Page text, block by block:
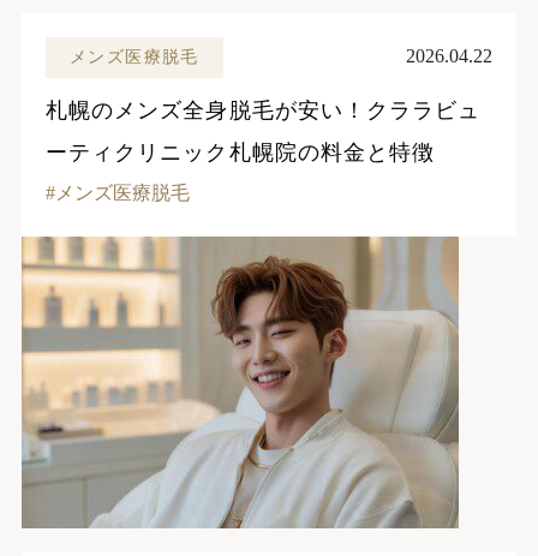
メンズ医療脱毛 2026.04.22
札幌のメンズ全身脱毛が安い！クララビュ
ーティクリニック札幌院の料金と特徴
メンズ医療脱毛